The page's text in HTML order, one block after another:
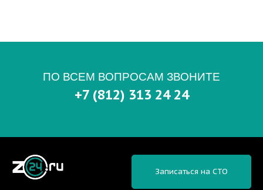
ПО ВСЕМ ВОПРОСАМ ЗВОНИТЕ
+7 (812) 313 24 24
Записаться на СТО